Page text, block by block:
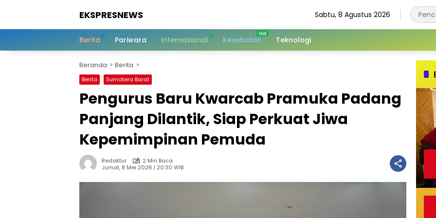
EKSPRESNEWS
Dalam
Sabtu, 8 Agustus 2026
Berita Pariwara Internasional Kesehatan Teknologi
Beranda Berita
Berita Sumatera Barat
Pengurus Baru Kwarcab Pramuka Padang
Panjang Dilantik, Siap Perkuat Jiwa
Kepemimpinan Pemuda
Redaktur
2 Min Baca
Jumat, 8 Mei 2026 | 20:30 WIB